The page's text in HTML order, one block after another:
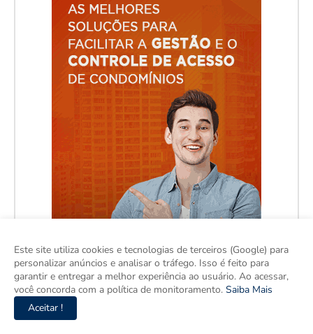
Este site utiliza cookies e tecnologias de terceiros (Google) para
personalizar anúncios e analisar o tráfego. Isso é feito para
garantir e entregar a melhor experiência ao usuário. Ao acessar,
você concorda com a política de monitoramento. Saiba Mais
Aceitar !